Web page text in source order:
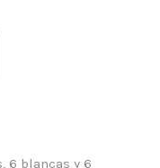
6 blancas y 6